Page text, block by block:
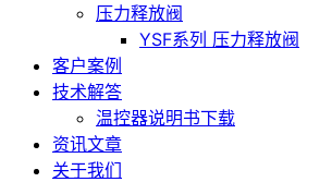
压力释放阀
YSF系列 压力释放阀
客户案例
技术解答
温控器说明书下载
资讯文章
关于我们